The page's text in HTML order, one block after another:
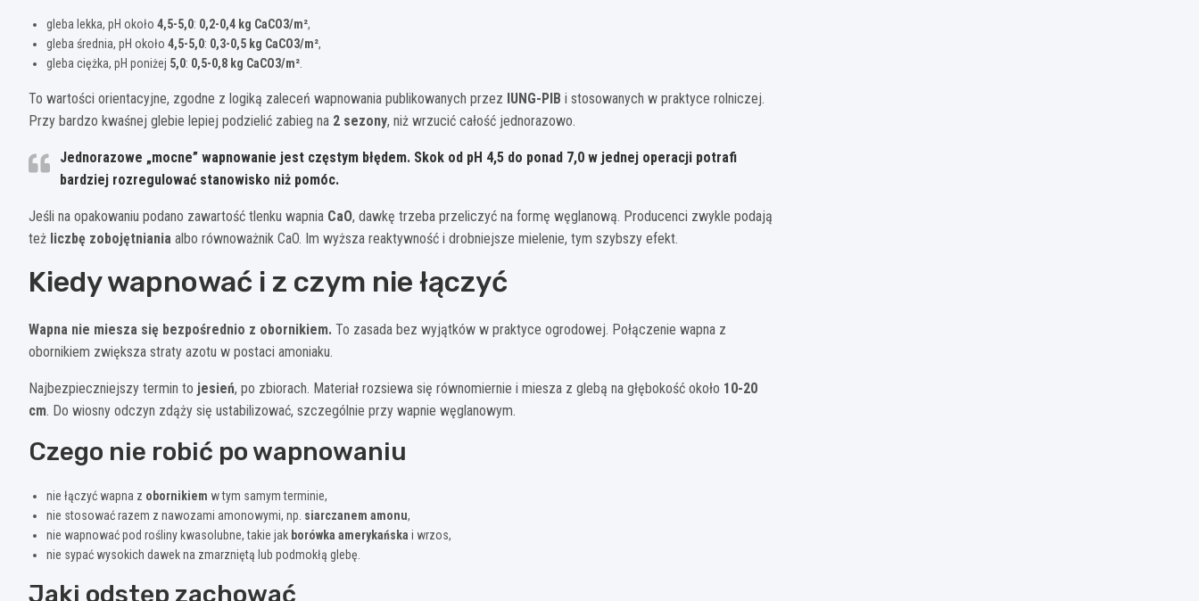
gleba lekka, pH około 4,5-5,0: 0,2-0,4 kg CaCO3/m²,
gleba średnia, pH około 4,5-5,0: 0,3-0,5 kg CaCO3/m²,
gleba ciężka, pH poniżej 5,0: 0,5-0,8 kg CaCO3/m²
To wartości orientacyjne, zgodne z logiką zaleceń wapnowania publikowanych przez IUNG-PIB i stosowanych w praktyce rolniczej.
Przy bardzo kwaśnej glebie lepiej podzielić zabieg na 2 sezony, niż wrzucić całość jednorazowo.
Jednorazowe „mocne” wapnowanie jest częstym błędem. Skok od pH 4,5 do ponad 7,0 w jednej operacji potrafi
bardziej rozregulować stanowisko niż pomóc.
Jeśli na opakowaniu podano zawartość tlenku wapnia CaO, dawkę trzeba przeliczyć na formę węglanową. Producenci zwykle podają
też liczbę zobojętniania albo równoważnik CaO. Im wyższa reaktywność i drobniejsze mielenie, tym szybszy efekt.
Kiedy wapnować i z czym nie łączyć
Wapna nie miesza się bezpośrednio z obornikiem. To zasada bez wyjątków w praktyce ogrodowej. Połączenie wapna z
obornikiem zwiększa straty azotu w postaci amoniaku.
Najbezpieczniejszy termin to jesień, po zbiorach. Materiał rozsiewa się równomiernie i miesza z glebą na głębokość około 10-20
cm. Do wiosny odczyn zdąży się ustabilizować, szczególnie przy wapnie węglanowym.
Czego nie robić po wapnowaniu
nie łączyć wapna z obornikiem w tym samym terminie,
nie stosować razem z nawozami amonowymi, np. siarczanem amonu,
nie wapnować pod rośliny kwasolubne, takie jak borówka amerykańska i wrzos,
nie sypać wysokich dawek na zmarzniętą lub podmokłą glebę.
Jaki odstęp zachować